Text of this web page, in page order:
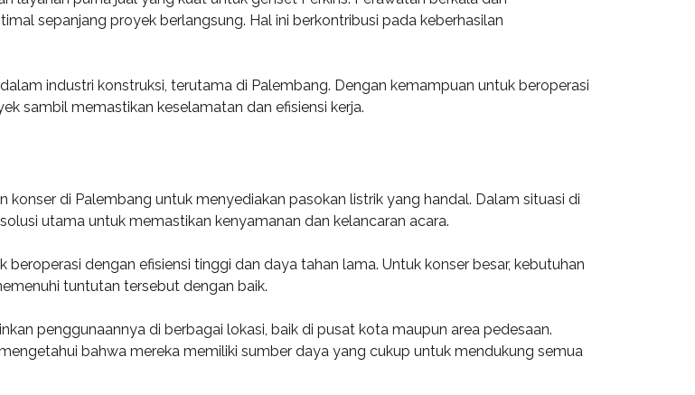
sepanjang proyek berlangsung. Hal ini berkontribusi pada keberhasilan
industri konstruksi, terutama di Palembang. Dengan kemampuan untuk beroperasi
sambil memastikan keselamatan dan efisiensi kerja.
di Palembang untuk menyediakan pasokan listrik yang handal. Dalam situasi di
utama untuk memastikan kenyamanan dan kelancaran acara.
dengan efisiensi tinggi dan daya tahan lama. Untuk konser besar, kebutuhan
tuntutan tersebut dengan baik.
penggunaannya di berbagai lokasi, baik di pusat kota maupun area pedesaan.
bahwa mereka memiliki sumber daya yang cukup untuk mendukung semua